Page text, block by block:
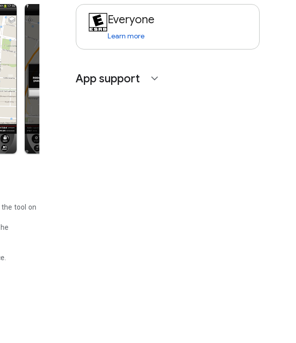
tool on
Everyone
Learn more
App support expand_more